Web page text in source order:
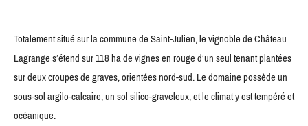
Totalement situé sur la commune de Saint-­Julien, le vignoble de Château
Lagrange s’étend sur 118 ha de vignes en rouge d’un seul tenant plantées
sur deux croupes de graves, orientées nord-sud. Le domaine possède un
sous-sol argilo-calcaire, un sol silico-graveleux, et le climat y est tempéré et
océanique.